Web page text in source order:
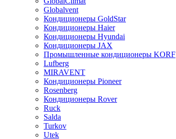
Globalvent
Кондиционеры GoldStar
Кондиционеры Haier
Кондиционеры Hyundai
Кондиционеры JAX
Промышленные кондиционеры KORF
Lufberg
MIRAVENT
Кондиционеры Pioneer
Rosenberg
Кондиционеры Rover
Ruck
Salda
Turkov
Utek